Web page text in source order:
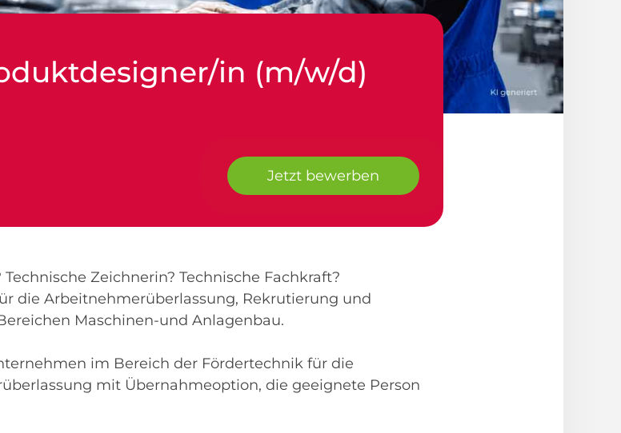
in (m/w/d)
Jetzt bewerben
Zeichnerin? Technische Fachkraft?
die Arbeitnehmerüberlassung, Rekrutierung und
Maschinen-und Anlagenbau.
im Bereich der Fördertechnik für die
mit Übernahmeoption, die geeignete Person